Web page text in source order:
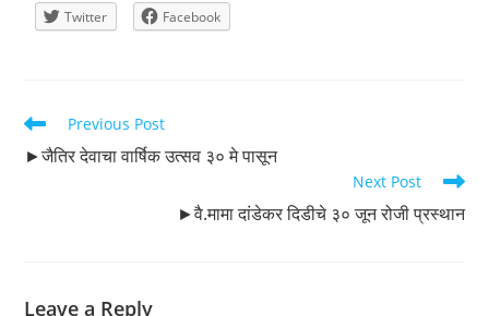
Twitter
Facebook
Read
more
articles
Previous Post
►जैतिर देवाचा वार्षिक उत्सव ३० मे पासून
Next Post
►वै.मामा दांडेकर दिडीचे ३० जून रोजी प्रस्थान
Leave a Reply